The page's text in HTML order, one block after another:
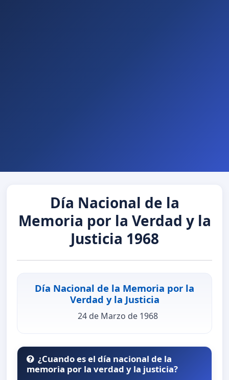
Día Nacional de la
Memoria por la Verdad y la
Justicia 1968
Día Nacional de la Memoria por la
Verdad y la Justicia
24 de Marzo de 1968
¿Cuando es el día nacional de la
memoria por la verdad y la justicia?